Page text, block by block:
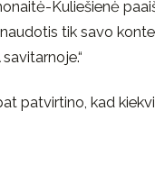
Kuliešienė
tik savo
patvirtino, kad